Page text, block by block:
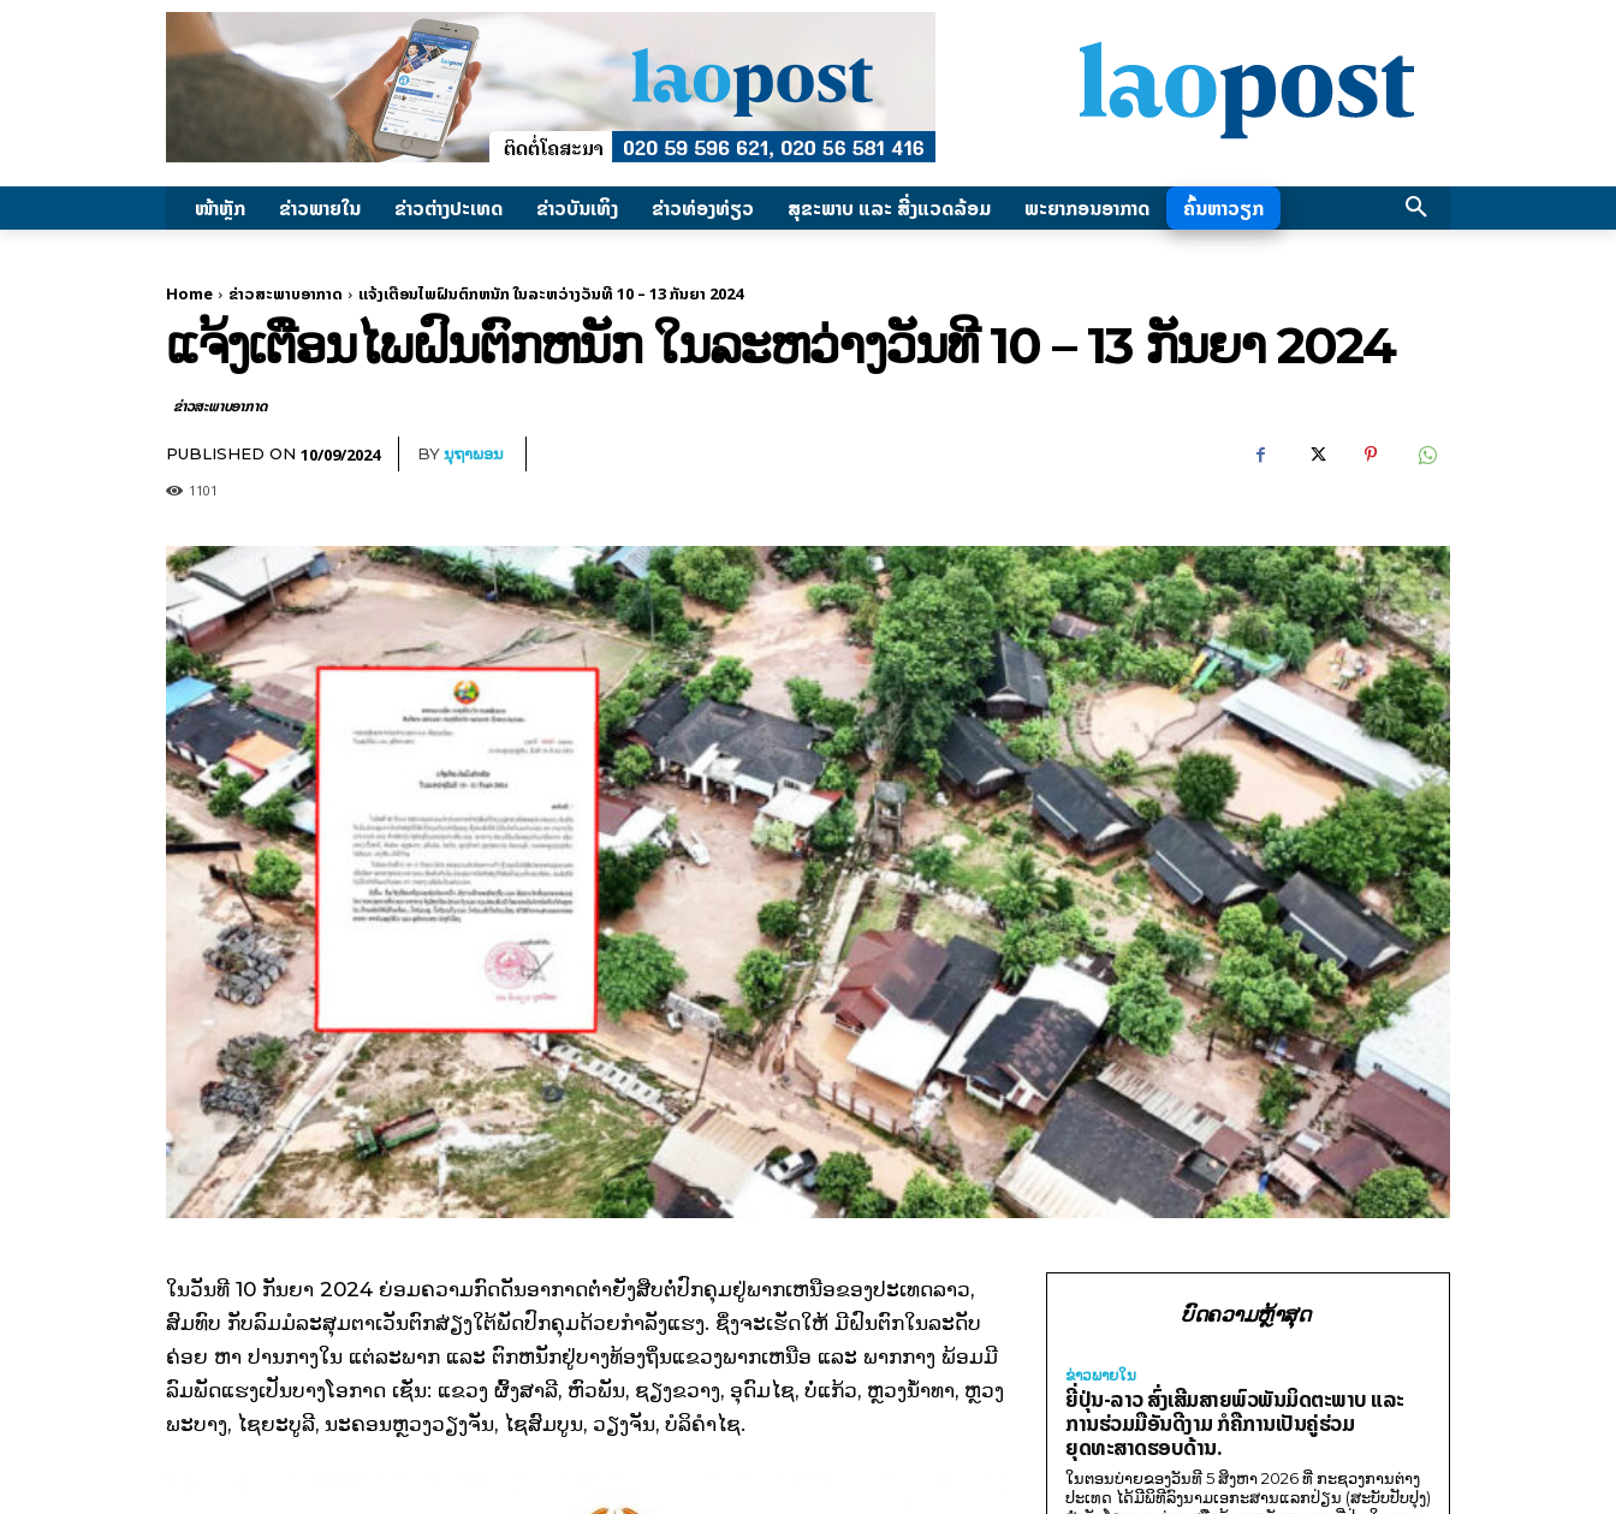
ໜ້າຫຼັກ ຂ່າວພາຍ​ໃນ ຂ່າວຕ່າງປະເທດ ​ຂ່າວບັນເທິງ ​ຂ່າວທ່ອງທ່ຽວ ສຸຂະພາບ ແລະ ສີ່ງແວດລ້ອມ ພະຍາກອນອາກາດ ຄົ້ນຫາວຽກ
Home ຂ່າວສະພາບອາກາດ ແຈ້ງເຕືອນໄພຝົນຕົກຫນັກ ໃນລະຫວ່າງວັນທີ 10 – 13 ກັນຍາ 2024
ແຈ້ງເຕືອນໄພຝົນຕົກຫນັກ ໃນລະຫວ່າງວັນທີ 10 – 13 ກັນຍາ 2024
ຂ່າວສະພາບອາກາດ
PUBLISHED ON 10/09/2024 BYນຸຖາພອນ
1101
ໃນວັນທີ 10 ກັນຍາ 2024 ຍ່ອມຄວາມກົດດັນອາກາດຕໍ່າຍັງສືບຕໍ່ປົກຄຸມຢູ່ພາກເຫນືອຂອງປະເທດລາວ,
ສົມທົບ ກັບລົມມໍລະສຸມຕາເວັນຕົກສ່ຽງໃຕ້ພັດປົກຄຸມດ້ວຍກໍາລັງແຮງ. ຊຶ່ງຈະເຮັດໃຫ້ ມີຝົນຕົກໃນລະດັບ
ຄ່ອຍ ຫາ ປານກາງໃນ ແຕ່ລະພາກ ແລະ ຕົກຫນັກຢູ່ບາງທ້ອງຖິ່ນແຂວງພາກເຫນືອ ແລະ ພາກກາງ ພ້ອມມີ
ລົມພັດແຮງເປັນບາງໂອກາດ ເຊັ່ນ: ແຂວງ ຜົ້ງສາລີ, ຫົວພັນ, ຊຽງຂວາງ, ອຸດົມໄຊ, ບໍ່ແກ້ວ, ຫຼວງນໍ້າທາ, ຫຼວງ
ພະບາງ, ໄຊຍະບູລີ, ນະຄອນຫຼວງວຽງຈັນ, ໄຊສົມບູນ, ວຽງຈັນ, ບໍລິຄໍາໄຊ.
ບົດຄວາມຫຼ້າສຸດ
ຂ່າວພາຍ​ໃນ
ຍີ່ປຸ່ນ-ລາວ ສົ່ງເສີມສາຍພົວພັນມິດຕະພາບ ແລະ
ການຮ່ວມມືອັນດີງາມ ກໍຄືການເປັນຄູ່ຮ່ວມ
ຍຸດທະສາດຮອບດ້ານ.
ໃນຕອນບ່າຍຂອງວັນທີ 5 ສິງຫາ 2026 ທີ່ ກະຊວງການຕ່າງ
ປະເທດ ໄດ້ມີພິທີລົງນາມເອກະສານແລກປ່ຽນ (ສະບັບປັບປຸງ)